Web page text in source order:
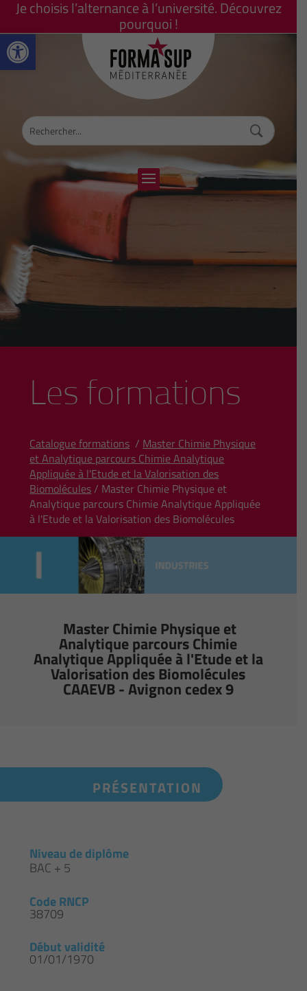
Ouvrir la barre d’outils
Je choisis l’alternance à l’université. Découvrez
pourquoi !
Les formations
Catalogue formations / Master Chimie Physique
et Analytique parcours Chimie Analytique
Appliquée à l'Etude et la Valorisation des
Biomolécules/ Master Chimie Physique et
Analytique parcours Chimie Analytique Appliquée
à l'Etude et la Valorisation des Biomolécules
Master Chimie Physique et
Analytique parcours Chimie
Analytique Appliquée à l'Etude et la
Valorisation des Biomolécules
CAAEVB - Avignon cedex 9
PRÉSENTATION
Niveau de diplôme
BAC + 5
Code RNCP
38709
Début validité
01/01/1970